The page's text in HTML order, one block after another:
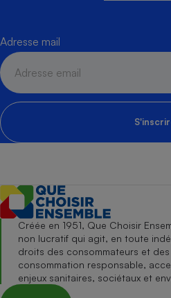
Adresse mail
Créée en 1951, Que Choisir
non lucratif qui agit, en toute
droits des consommateurs et
consommation responsable,
enjeux sanitaires, sociétaux et